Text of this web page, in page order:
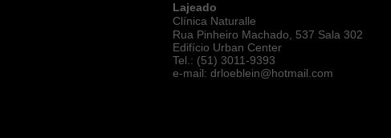
Lajeado
Clínica Naturalle
Rua Pinheiro Machado, 537 Sala 302
Edifício Urban Center
Tel.: (51) 3011-9393
e-mail: drloeblein@hotmail.com